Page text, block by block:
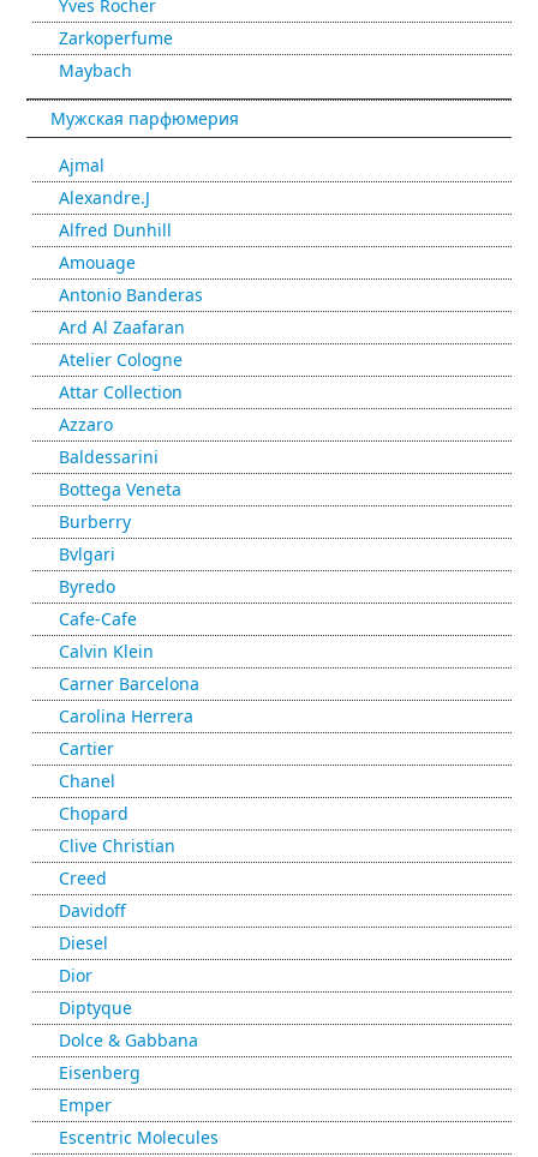
Yves Rocher
Zarkoperfume
Maybach
Мужская парфюмерия
Ajmal
Alexandre.J
Alfred Dunhill
Amouage
Antonio Banderas
Ard Al Zaafaran
Atelier Cologne
Attar Collection
Azzaro
Baldessarini
Bottega Veneta
Burberry
Bvlgari
Byredo
Cafe-Cafe
Calvin Klein
Carner Barcelona
Carolina Herrera
Cartier
Chanel
Chopard
Clive Christian
Creed
Davidoff
Diesel
Dior
Diptyque
Dolce & Gabbana
Eisenberg
Emper
Escentric Molecules